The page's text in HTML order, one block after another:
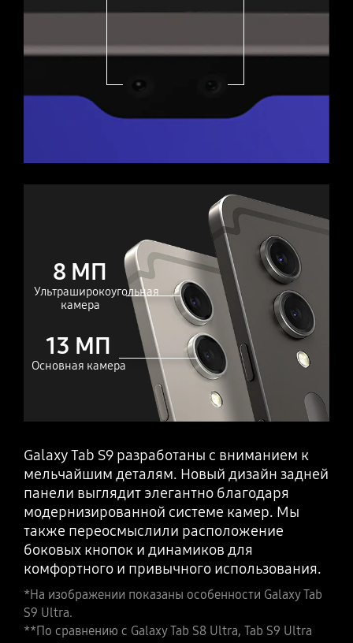
8 МП
Ультраширокоугольная
камера
13 МП
Основная камера
Galaxy Tab S9 разработаны с вниманием к
мельчайшим деталям. Новый дизайн задней
панели выглядит элегантно благодаря
модернизированной системе камер. Мы
также переосмыслили расположение
боковых кнопок и динамиков для
комфортного и привычного использования.
*На изображении показаны особенности Galaxy Tab
S9 Ultra.
**По сравнению с Galaxy Tab S8 Ultra, Tab S9 Ultra